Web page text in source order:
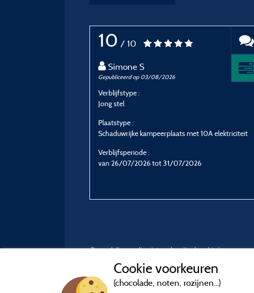
10 / 10
Simone S
Gepubliceerd op 03/08/2026
Verblijfstype :
Jong stel
Plaatstype :
Schaduwrijke kampeerplaats met 10A elektriciteit
Verblijfsperiode :
van 26/07/2026 tot 31/07/2026
Beoordelingen die niet ouder zijn dan drie jaar en
Cookie voorkeuren
(chocolade, noten, rozijnen...)